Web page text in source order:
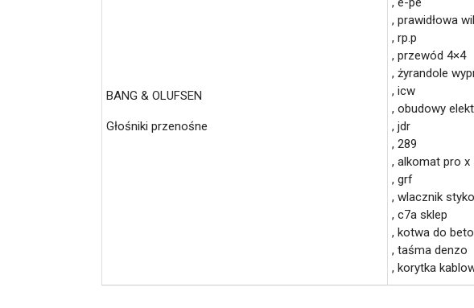
BANG & OLUFSEN
Głośniki przenośne
, prawidłowa
, rp.p
, przewód 4×4
, żyrandole
, icw
, obudowy
, jdr
, 289
, alkomat pro x
, grf
, wlacznik
, c7a sklep
, kotwa do
, taśma denzo
, korytka